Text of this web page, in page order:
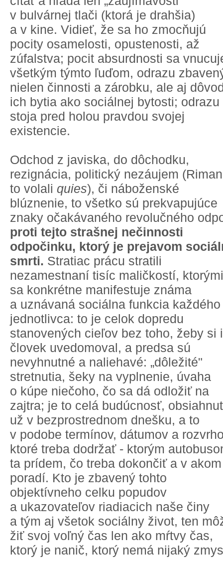
v bulvárnej tlači (ktorá je drahšia)
a v kine. Vidieť, že sa ho zmocňujú
pocity osamelosti, opustenosti, až
zúfalstva; pocit absurdnosti sa
všetkým týmto ľuďom, odrazu
nielen činnosti a zárobku, ale aj
ich bytia ako sociálnej bytosti; odrazu
stoja pred holou pravdou svojej
existencie.
Odchod z javiska, do dôchodku,
rezignácia, politický nezáujem
to volali quies), či náboženské
blúznenie, to všetko sú prekvapujúce
znaky očakávaného revolučného
proti tejto strašnej nečinnosti
odpočinku, ktorý je prejavom
smrti. Stratiac prácu stratili
nezamestnaní tisíc maličkostí, ktorými
sa konkrétne manifestuje známa
a uznávaná sociálna funkcia každého
jednotlivca: to je celok dopredu
stanovených cieľov bez toho, žeby si
človek uvedomoval, a predsa sú
nevyhnutné a naliehavé: „dôležité"
stretnutia, šeky na vyplnenie, úvaha
o kúpe niečoho, čo sa dá odložiť na
zajtra; je to celá budúcnosť,
už v bezprostrednom dnešku, a to
v podobe termínov, dátumov a
ktoré treba dodržať - ktorým
ta prídem, čo treba dokončiť a v akom
poradí. Kto je zbavený tohto
objektívneho celku popudov
a ukazovateľov riadiacich naše činy
a tým aj všetok sociálny život, ten
žiť svoj voľný čas len ako mŕtvy čas,
ktorý je nanič, ktorý nemá nijaký